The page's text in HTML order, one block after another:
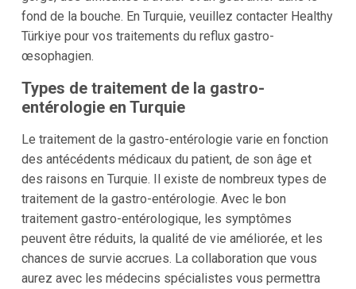
fond de la bouche. En Turquie, veuillez contacter Healthy
Türkiye pour vos traitements du reflux gastro-
œsophagien.
Types de traitement de la gastro-
entérologie en Turquie
Le traitement de la gastro-entérologie varie en fonction
des antécédents médicaux du patient, de son âge et
des raisons en Turquie. Il existe de nombreux types de
traitement de la gastro-entérologie. Avec le bon
traitement gastro-entérologique, les symptômes
peuvent être réduits, la qualité de vie améliorée, et les
chances de survie accrues. La collaboration que vous
aurez avec les médecins spécialistes vous permettra